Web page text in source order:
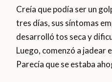
Creía que podía ser un
tres días, sus síntomas
desarrolló tos seca y
Luego, comenzó a jadear
Parecía que se estaba